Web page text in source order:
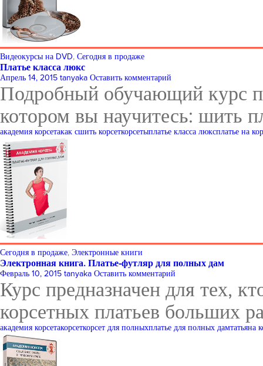
Видеокурсы на DVD, Сегодня в продаже
Платье класса люкс
Апрель 14, 2015 tanyaka Оставить комментарий
Подробный обучающий курс
котором вы научитесь: шить
академия корсетакак сшить корсеткорсетыплатье класса люксплатье на
Сегодня в продаже, Электронные книги
Электронная книга. Платье-футляр для полных дам
Февраль 10, 2015 tanyaka Оставить комментарий
Курс предназначен для тех,
корсетных платьев больших
академия корсетакорсеткорсет для полныхплатье для полных дамтатьяна